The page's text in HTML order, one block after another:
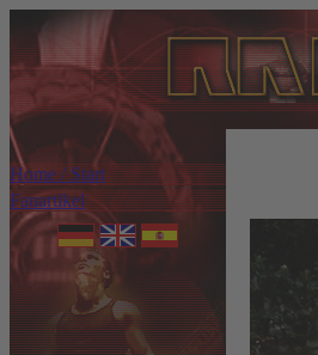
Home / Start
Fanartikel